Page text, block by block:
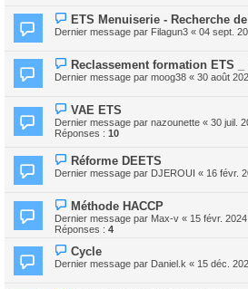
ETS Menuiserie - Recherche
Dernier message par Filagun3 « 04 sept.
Reclassement formation ETS
Dernier message par moog38 « 30 août
VAE ETS
Dernier message par nazounette « 30 juil.
Réponses : 10
Réforme DEETS
Dernier message par DJEROUI « 16 févr.
Méthode HACCP
Dernier message par Max-v « 15 févr. 2024
Réponses : 4
Cycle
Dernier message par Daniel.k « 15 déc.